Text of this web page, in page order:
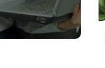
ver más